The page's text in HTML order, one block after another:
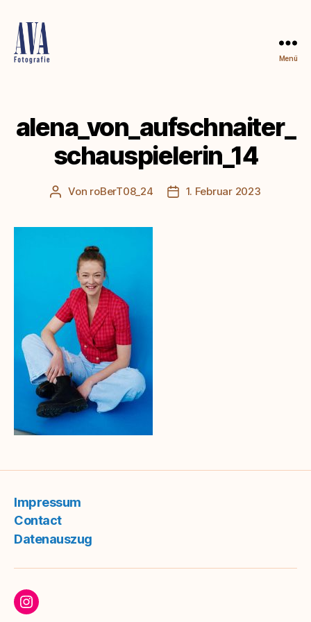
Menü
alena_von_aufschnaiter_
schauspielerin_14
Beitragsautor
Von roBerT08_24 Beitragsdatum
1. Februar 2023
Impressum
Contact
Datenauszug
Follow me on Instagram